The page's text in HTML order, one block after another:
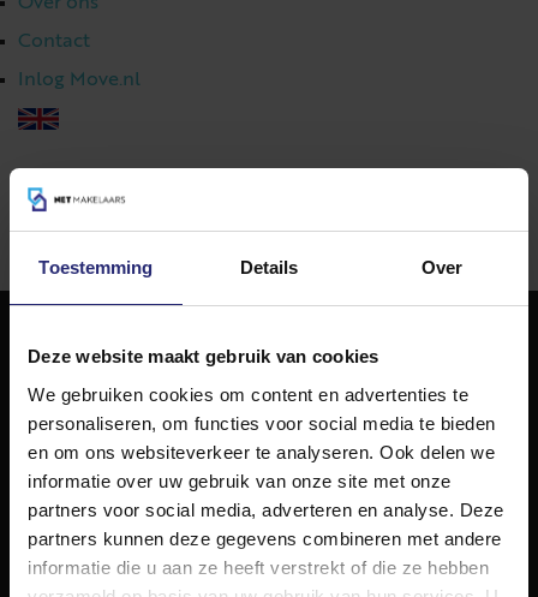
Toestemming Details Over
Deze website maakt gebruik van cookies
We gebruiken cookies om content en advertenties te
personaliseren, om functies voor social media te bieden
en om ons websiteverkeer te analyseren. Ook delen we
informatie over uw gebruik van onze site met onze
partners voor social media, adverteren en analyse. Deze
partners kunnen deze gegevens combineren met andere
informatie die u aan ze heeft verstrekt of die ze hebben
Contact
Inlog Move.nl
023 303 54 44
NET Makelaars
NET Makelaars is een modern makelaarskantoor met
decennialange ervaring in het vak en diepgaande kennis
van de huizenmarkt in Haarlem en omstreken.
Volg ons op